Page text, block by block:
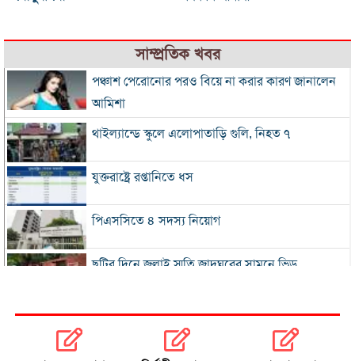
সাম্প্রতিক খবর
পঞ্চাশ পেরোনোর পরও বিয়ে না করার কারণ জানালেন
আমিশা
থাইল্যান্ডে স্কুলে এলোপাতাড়ি গুলি, নিহত ৭
যুক্তরাষ্ট্রে রপ্তানিতে ধস
পিএসসিতে ৪ সদস্য নিয়োগ
ছুটির দিনে জুলাই স্মৃতি জাদুঘরের সামনে ভিড়
নতুন বিদেশি কোচের খোঁজে বিসিবি